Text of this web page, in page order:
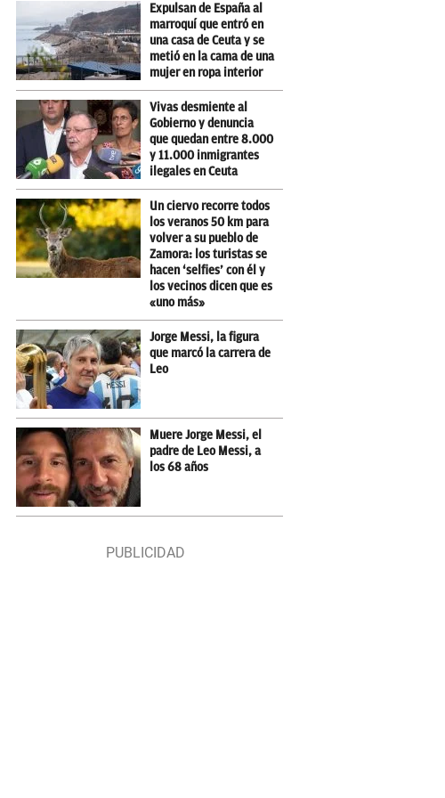
Expulsan de España al
marroquí que entró en
una casa de Ceuta y se
metió en la cama de una
mujer en ropa interior
Vivas desmiente al
Gobierno y denuncia
que quedan entre 8.000
y 11.000 inmigrantes
ilegales en Ceuta
Un ciervo recorre todos
los veranos 50 km para
volver a su pueblo de
Zamora: los turistas se
hacen ‘selfies’ con él y
los vecinos dicen que es
«uno más»
Jorge Messi, la figura
que marcó la carrera de
Leo
Muere Jorge Messi, el
padre de Leo Messi, a
los 68 años